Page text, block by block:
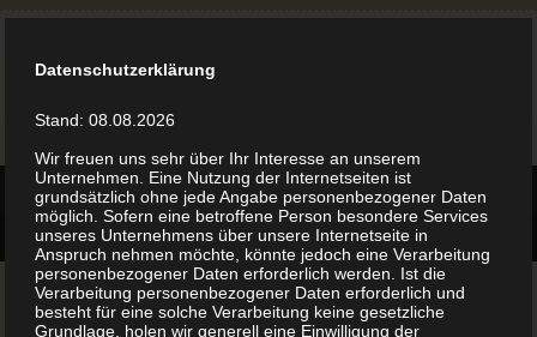
Datenschutzerklärung
Stand: 08.08.2026
Wir freuen uns sehr über Ihr Interesse an unserem
Unternehmen. Eine Nutzung der Internetseiten ist
grundsätzlich ohne jede Angabe personenbezogener Daten
möglich. Sofern eine betroffene Person besondere Services
unseres Unternehmens über unsere Internetseite in
Anspruch nehmen möchte, könnte jedoch eine Verarbeitung
personenbezogener Daten erforderlich werden. Ist die
Verarbeitung personenbezogener Daten erforderlich und
besteht für eine solche Verarbeitung keine gesetzliche
Grundlage, holen wir generell eine Einwilligung der